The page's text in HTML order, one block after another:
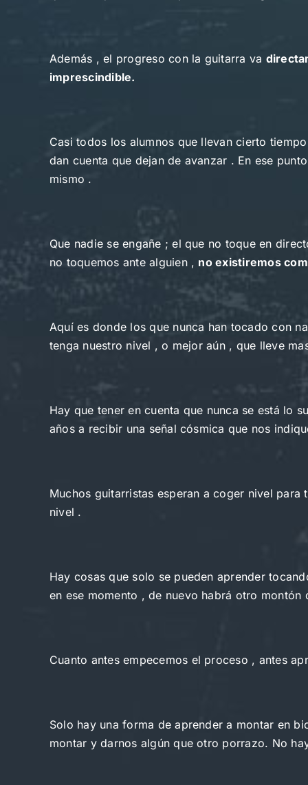
Además , el progreso con la guitarra va
imprescindible.
Casi todos los alumnos que llevan cierto
dan cuenta que dejan de avanzar . En ese
mismo .
Que nadie se engañe ; el que no toque en
no toquemos ante alguien , no existiremos
Aquí es donde los que nunca han tocado con
tenga nuestro nivel , o mejor aún , que lleve
Hay que tener en cuenta que nunca se está lo
años a recibir una señal cósmica que nos
Muchos guitarristas esperan a coger nivel
nivel .
Hay cosas que solo se pueden aprender
en ese momento , de nuevo habrá otro
Cuanto antes empecemos el proceso , antes
Solo hay una forma de aprender a montar en
montar y darnos algún que otro porrazo. No